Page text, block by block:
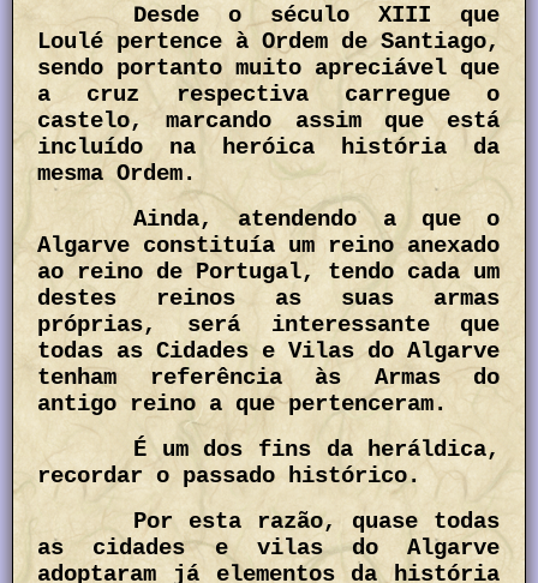
Desde o século XIII que
Loulé pertence à Ordem de Santiago,
sendo portanto muito apreciável que
a cruz respectiva carregue o
castelo, marcando assim que está
incluído na heróica história da
mesma Ordem.
Ainda, atendendo a que o
Algarve constituía um reino anexado
ao reino de Portugal, tendo cada um
destes reinos as suas armas
próprias, será interessante que
todas as Cidades e Vilas do Algarve
tenham referência às Armas do
antigo reino a que pertenceram.
É um dos fins da heráldica,
recordar o passado histórico.
Por esta razão, quase todas
as cidades e vilas do Algarve
adoptaram já elementos da história